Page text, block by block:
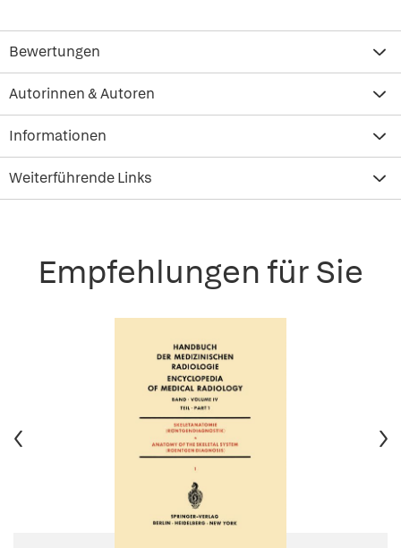
Bewertungen
Autorinnen & Autoren
Informationen
Weiterführende Links
Empfehlungen für Sie